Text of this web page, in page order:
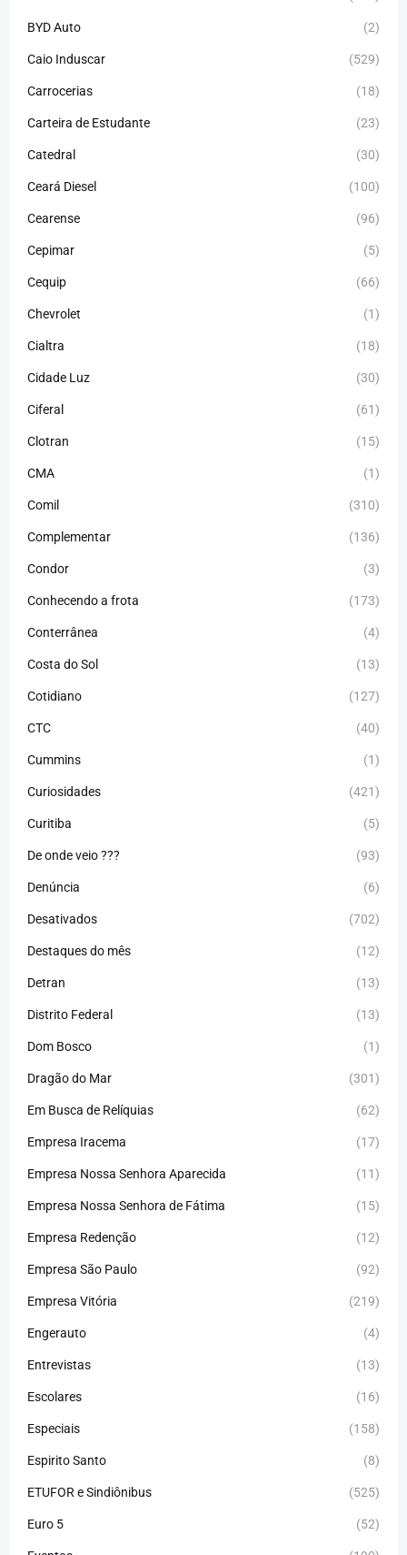
BYD Auto (2)
Caio Induscar (529)
Carrocerias (18)
Carteira de Estudante (23)
Catedral (30)
Ceará Diesel (100)
Cearense (96)
Cepimar (5)
Cequip (66)
Chevrolet (1)
Cialtra (18)
Cidade Luz (30)
Ciferal (61)
Clotran (15)
CMA (1)
Comil (310)
Complementar (136)
Condor (3)
Conhecendo a frota (173)
Conterrânea (4)
Costa do Sol (13)
Cotidiano (127)
CTC (40)
Cummins (1)
Curiosidades (421)
Curitiba (5)
De onde veio ??? (93)
Denúncia (6)
Desativados (702)
Destaques do mês (12)
Detran (13)
Distrito Federal (13)
Dom Bosco (1)
Dragão do Mar (301)
Em Busca de Relíquias (62)
Empresa Iracema (17)
Empresa Nossa Senhora Aparecida (11)
Empresa Nossa Senhora de Fátima (15)
Empresa Redenção (12)
Empresa São Paulo (92)
Empresa Vitória (219)
Engerauto (4)
Entrevistas (13)
Escolares (16)
Especiais (158)
Espirito Santo (8)
ETUFOR e Sindiônibus (525)
Euro 5 (52)